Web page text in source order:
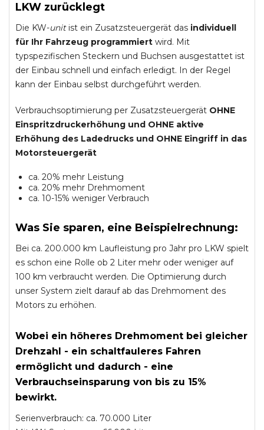
LKW zurücklegt
Die KW-unitist ein Zusatzsteuergerät das individuell
für Ihr Fahrzeug programmiert wird. Mit
typspezifischen Steckern und Buchsen ausgestattet ist
der Einbau schnell und einfach erledigt. In der Regel
kann der Einbau selbst durchgeführt werden.
Verbrauchsoptimierung per Zusatzsteuergerät OHNE
Einspritzdruckerhöhung und OHNE aktive
Erhöhung des Ladedrucks und OHNE Eingriff in das
Motorsteuergerät
ca. 20% mehr Leistung
ca. 20% mehr Drehmoment
ca. 10-15% weniger Verbrauch
Was Sie sparen, eine Beispielrechnung:
Bei ca. 200.000 km Laufleistung pro Jahr pro LKW spielt
es schon eine Rolle ob 2 Liter mehr oder weniger auf
100 km verbraucht werden. Die Optimierung durch
unser System zielt darauf ab das Drehmoment des
Motors zu erhöhen.
Wobei ein höheres Drehmoment bei gleicher
Drehzahl - ein schaltfauleres Fahren
ermöglicht und dadurch - eine
Verbrauchseinsparung von bis zu 15%
bewirkt.
Serienverbrauch: ca. 70.000 Liter